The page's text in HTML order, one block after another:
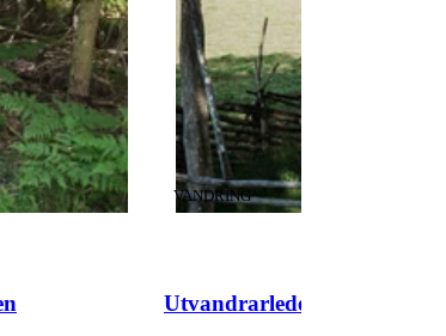
Utvandrarleden etapp UL2
KATEGORI:
VANDRING